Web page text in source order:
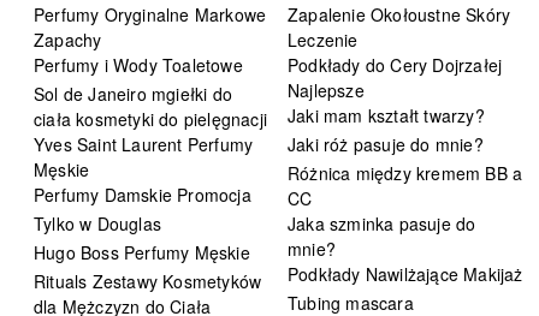
Perfumy Oryginalne Markowe
Zapachy
Perfumy i Wody Toaletowe
Sol de Janeiro mgiełki do
ciała kosmetyki do pielęgnacji
Yves Saint Laurent Perfumy
Męskie
Perfumy Damskie Promocja
Tylko w Douglas
Hugo Boss Perfumy Męskie
Rituals Zestawy Kosmetyków
dla Mężczyzn do Ciała
Zapalenie Okołoustne Skóry
Leczenie
Podkłady do Cery Dojrzałej
Najlepsze
Jaki mam kształt twarzy?
Jaki róż pasuje do mnie?
Różnica między kremem BB a
CC
Jaka szminka pasuje do
mnie?
Podkłady Nawilżające Makijaż
Tubing mascara